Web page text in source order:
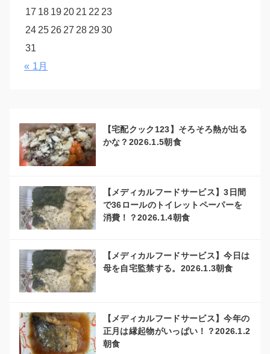
17 18 19 20 21 22 23
24 25 26 27 28 2930
31
« 1月
【宅配クック123】そろそろ熱が出る
かな？2026.1.5朝食
【メディカルフードサービス】3日間
で36ロールのトイレットペーパーを
消費！？2026.1.4朝食
【メディカルフードサービス】今日は
母を自宅監禁する。2026.1.3朝食
【メディカルフードサービス】今年の
正月は縁起物がいっぱい！？2026.1.2
朝食